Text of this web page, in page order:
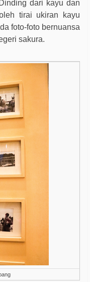
dari kayu dan
tirai ukiran kayu
foto-foto bernuansa
sakura.